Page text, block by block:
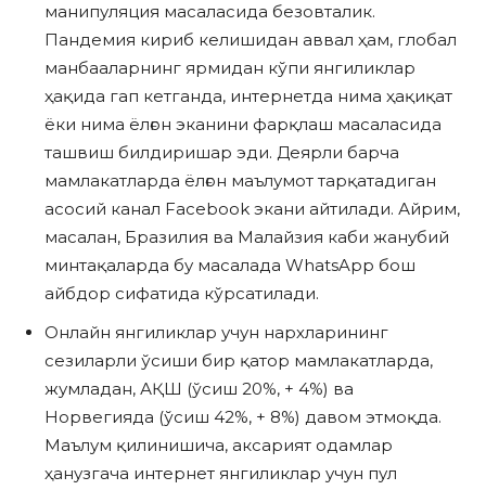
манипуляция масаласида безовталик.
Пандемия кириб келишидан аввал ҳам, глобал
манбааларнинг ярмидан кўпи янгиликлар
ҳақида гап кетганда, интернетда нима ҳақиқат
ёки нима ёлғон эканини фарқлаш масаласида
ташвиш билдиришар эди. Деярли барча
мамлакатларда ёлғон маълумот тарқатадиган
асосий канал Facebook экани айтилади. Айрим,
масалан, Бразилия ва Малайзия каби жанубий
минтақаларда бу масалада WhatsApp бош
айбдор сифатида кўрсатилади.
Онлайн янгиликлар учун нархларининг
сезиларли ўсиши бир қатор мамлакатларда,
жумладан, АҚШ (ўсиш 20%, + 4%) ва
Норвегияда (ўсиш 42%, + 8%) давом этмоқда.
Маълум қилинишича, аксарият одамлар
ҳанузгача интернет янгиликлар учун пул